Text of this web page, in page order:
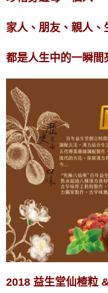
家人、朋友、親人
都是人生中的一瞬間
2018 益生堂仙楂粒